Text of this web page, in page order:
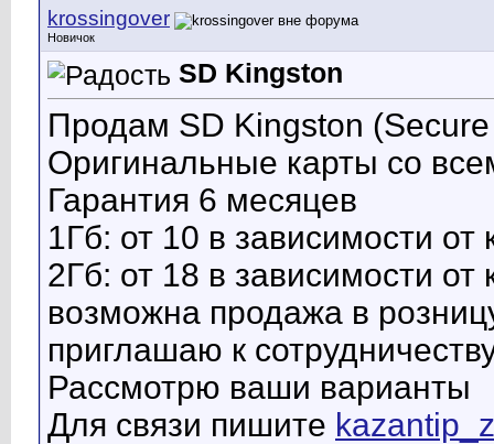
krossingover
Новичок
SD Kingston
Продам SD Kingston
Оригинальные карты со
Гарантия 6 месяцев
1Гб: от 10 в зависимости от
2Гб: от 18 в зависимости от
возможна продажа в
приглашаю к
Рассмотрю ваши варианты
Для связи пишите